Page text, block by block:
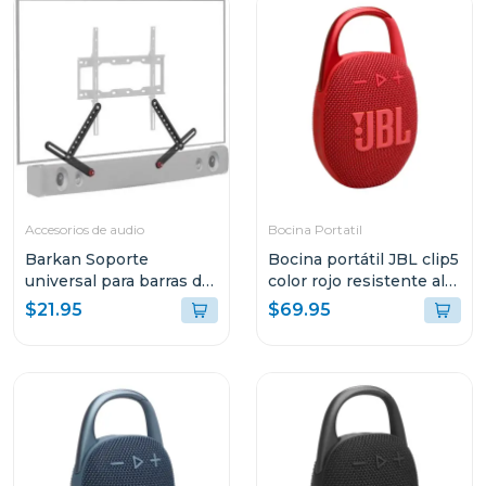
Accesorios de audio
Barkan Soporte
universal para barras de
sonido 820
$21.95
Bocina Portatil
Bocina portátil JBL clip5
color rojo resistente al
agua y polvo
$69.95